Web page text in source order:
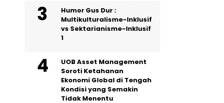
Humor Gus Dur :
Multikulturalisme-Inklusif
vs Sektarianisme-Inklusif
1
UOB Asset Management
Soroti Ketahanan
Ekonomi Global di Tengah
Kondisi yang Semakin
Tidak Menentu